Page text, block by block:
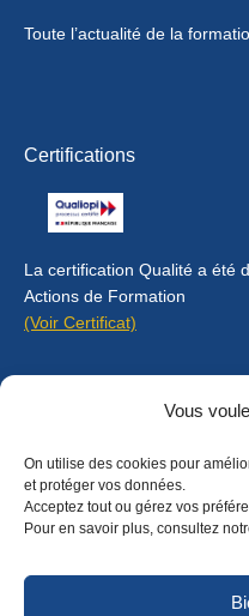
Vous
On utilise des cookies pour
et protéger vos données.
Acceptez tout ou gérez vos
Pour en savoir plus, consultez
Toute l’actualité de la
Certifications
La certification Qualité a été
Actions de Formation
(Voir Certificat)
Règlement intérieur
CGU
CGV